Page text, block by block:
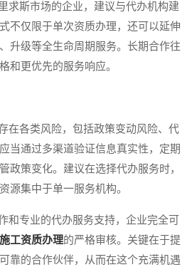
斯市场的企业，建议与代办机构建
不仅限于单次资质办理，还可以延伸
升级等全生命周期服务。长期合作往
和更优先的服务响应。
各类风险，包括政策变动风险、代
当通过多渠道验证信息真实性，定期
政策变化。建议在选择代办服务时，
源集中于单一服务机构。
专业的代办服务支持，企业完全可
工资质办理的严格审核。关键在于提
靠的合作伙伴，从而在这个充满机遇